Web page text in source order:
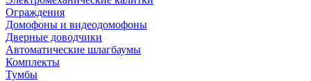
Ограждения
Домофоны и видеодомофоны
Дверные доводчики
Автоматические шлагбаумы
Комплекты
Тумбы